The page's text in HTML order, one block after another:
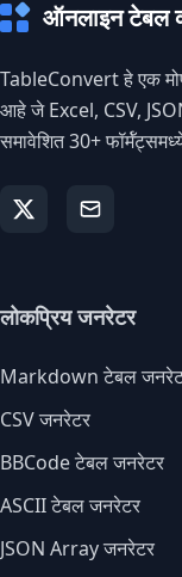
ऑनलाइन टेबल
TableConvert हे एक
आहे जे Excel, CSV,
समावेशित 30+
लोकप्रिय जनरेटर
Markdown टेबल
CSV जनरेटर
BBCode टेबल जनरेटर
ASCII टेबल जनरेटर
JSON Array जनरेटर